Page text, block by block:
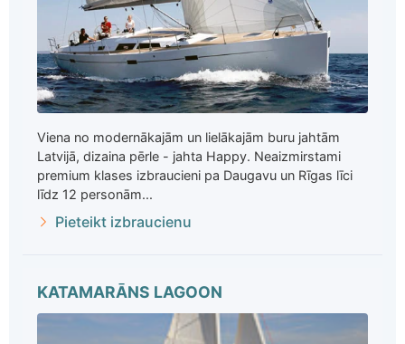
Viena no modernākajām un lielākajām buru jahtām
Latvijā, dizaina pērle - jahta Happy. Neaizmirstami
premium klases izbraucieni pa Daugavu un Rīgas līci
līdz 12 personām...
Pieteikt izbraucienu
KATAMARĀNS LAGOON